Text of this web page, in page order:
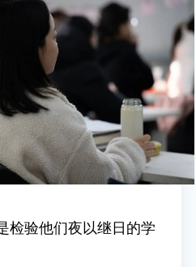
检验他们夜以继日的学